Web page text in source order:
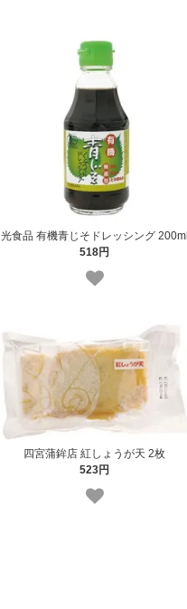
光食品 有機青じそドレッシング 200ml
518円
四宮蒲鉾店 紅しょうが天 2枚
523円